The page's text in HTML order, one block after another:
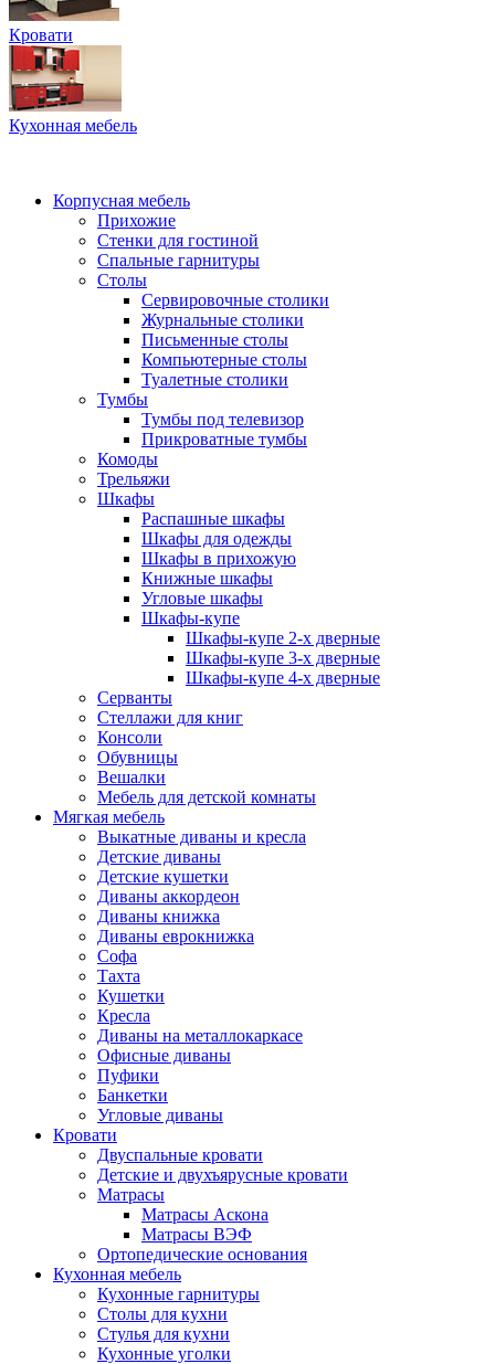
Кровати
Кухонная мебель
Корпусная мебель
Прихожие
Стенки для гостиной
Спальные гарнитуры
Столы
Сервировочные столики
Журнальные столики
Письменные столы
Компьютерные столы
Туалетные столики
Тумбы
Тумбы под телевизор
Прикроватные тумбы
Комоды
Трельяжи
Шкафы
Распашные шкафы
Шкафы для одежды
Шкафы в прихожую
Книжные шкафы
Угловые шкафы
Шкафы-купе
Шкафы-купе 2-x дверные
Шкафы-купе 3-х дверные
Шкафы-купе 4-х дверные
Серванты
Стеллажи для книг
Консоли
Обувницы
Вешалки
Мебель для детской комнаты
Мягкая мебель
Выкатные диваны и кресла
Детские диваны
Детские кушетки
Диваны аккордеон
Диваны книжка
Диваны еврокнижка
Софа
Тахта
Кушетки
Кресла
Диваны на металлокаркасе
Офисные диваны
Пуфики
Банкетки
Угловые диваны
Кровати
Двуспальные кровати
Детские и двухъярусные кровати
Матрасы
Матрасы Аскона
Матрасы ВЭФ
Ортопедические основания
Кухонная мебель
Кухонные гарнитуры
Столы для кухни
Стулья для кухни
Кухонные уголки